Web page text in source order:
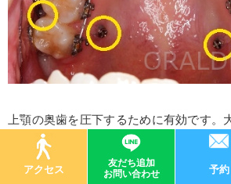
上顎の奥歯を圧下するために有効です。
する開咬を治す際に有効です。注意する
歯部を圧下すると下顎のオートローテー
アクセス 友だち追加
お問い合わせ 予約